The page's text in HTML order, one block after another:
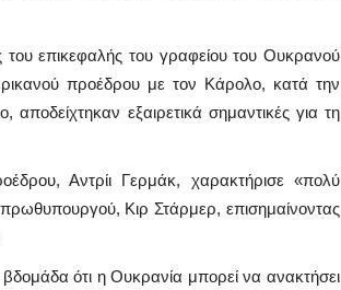
επικεφαλής του γραφείου του Ουκρανού
προέδρου με τον Κάρολο, κατά την
εξαιρετικά σημαντικές για τη
Αντρίι Γερμάκ, χαρακτήρισε «πολύ
Κιρ Στάρμερ, επισημαίνοντας
ότι η Ουκρανία μπορεί να ανακτήσει